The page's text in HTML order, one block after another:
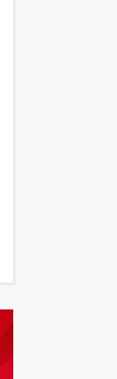
de l'être